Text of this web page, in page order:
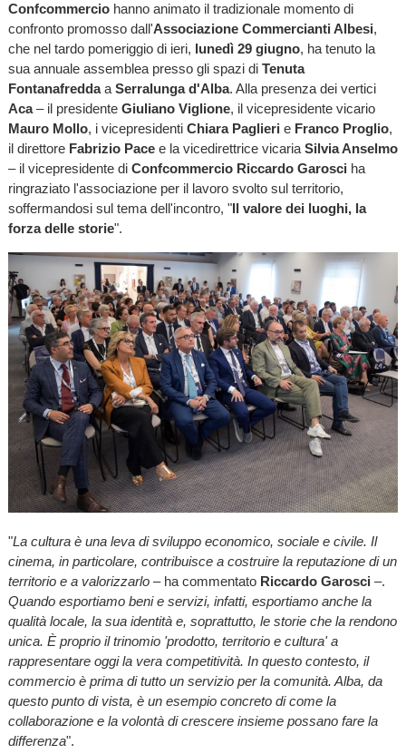
Confcommerciohanno animato il tradizionale momento di
confronto promosso dall'Associazione Commercianti Albesi,
che nel tardo pomeriggio di ieri, lunedì 29 giugno, ha tenuto la
sua annuale assemblea presso gli spazi di Tenuta
Fontanafreddaa Serralunga d'Alba. Alla presenza dei vertici
Aca– il presidente Giuliano Viglione, il vicepresidente vicario
Mauro Mollo, i vicepresidenti Chiara Paglieri e Franco Proglio,
il direttore Fabrizio Pacee la vicedirettrice vicaria Silvia Anselmo
– il vicepresidente di Confcommercio Riccardo Garosci ha
ringraziato l'associazione per il lavoro svolto sul territorio,
soffermandosi sul tema dell'incontro, "Il valore dei luoghi, la
forza delle storie".
"La cultura è una leva di sviluppo economico, sociale e civile. Il
cinema, in particolare, contribuisce a costruire la reputazione di un
territorio e a valorizzarlo– ha commentato Riccardo Garosci –.
Quando esportiamo beni e servizi, infatti, esportiamo anche la
qualità locale, la sua identità e, soprattutto, le storie che la rendono
unica. È proprio il trinomio 'prodotto, territorio e cultura' a
rappresentare oggi la vera competitività. In questo contesto, il
commercio è prima di tutto un servizio per la comunità. Alba, da
questo punto di vista, è un esempio concreto di come la
collaborazione e la volontà di crescere insieme possano fare la
differenza".